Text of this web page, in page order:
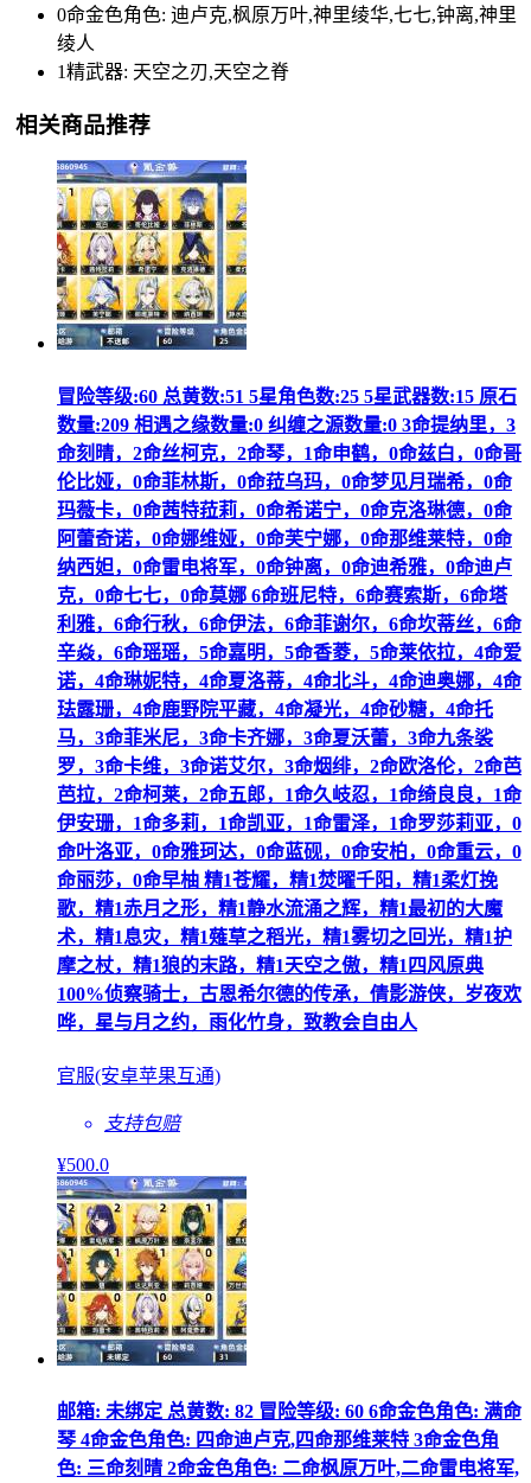
0命金色角色: 迪卢克,枫原万叶,神里绫华,七七,钟离,神里
绫人
1精武器: 天空之刃,天空之脊
相关商品推荐
冒险等级:60 总黄数:51 5星角色数:25 5星武器数:15 原石
数量:209 相遇之缘数量:0 纠缠之源数量:0 3命提纳里，3
命刻晴，2命丝柯克，2命琴，1命申鹤，0命兹白，0命哥
伦比娅，0命菲林斯，0命菈乌玛，0命梦见月瑞希，0命
玛薇卡，0命茜特菈莉，0命希诺宁，0命克洛琳德，0命
阿蕾奇诺，0命娜维娅，0命芙宁娜，0命那维莱特，0命
纳西妲，0命雷电将军，0命钟离，0命迪希雅，0命迪卢
克，0命七七，0命莫娜 6命班尼特，6命赛索斯，6命塔
利雅，6命行秋，6命伊法，6命菲谢尔，6命坎蒂丝，6命
辛焱，6命瑶瑶，5命嘉明，5命香菱，5命莱依拉，4命爱
诺，4命琳妮特，4命夏洛蒂，4命北斗，4命迪奥娜，4命
珐露珊，4命鹿野院平藏，4命凝光，4命砂糖，4命托
马，3命菲米尼，3命卡齐娜，3命夏沃蕾，3命九条裟
罗，3命卡维，3命诺艾尔，3命烟绯，2命欧洛伦，2命芭
芭拉，2命柯莱，2命五郎，1命久岐忍，1命绮良良，1命
伊安珊，1命多莉，1命凯亚，1命雷泽，1命罗莎莉亚，0
命叶洛亚，0命雅珂达，0命蓝砚，0命安柏，0命重云，0
命丽莎，0命早柚 精1苍耀，精1焚曜千阳，精1柔灯挽
歌，精1赤月之形，精1静水流涌之辉，精1最初的大魔
术，精1息灾，精1薙草之稻光，精1雾切之回光，精1护
摩之杖，精1狼的末路，精1天空之傲，精1四风原典
100%侦察骑士，古恩希尔德的传承，倩影游侠，岁夜欢
哗，星与月之约，雨化竹身，致教会自由人
官服(安卓苹果互通)
支持包赔
¥500.0
邮箱: 未绑定 总黄数: 82 冒险等级: 60 6命金色角色: 满命
琴 4命金色角色: 四命迪卢克,四命那维莱特 3命金色角
色: 三命刻晴 2命金色角色: 二命枫原万叶,二命雷电将军,